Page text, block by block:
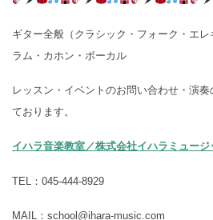
ギター全般（クラシック・フォーク・エ
ラム・カホン・ボーカル
レッスン・イベントのお問い合わせ・演
ております。
イハラ音楽教室／株式会社イハラミュージ
TEL：045-444-8929
MAIL：school@ihara-music.com